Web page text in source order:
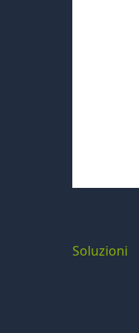
Soluzioni